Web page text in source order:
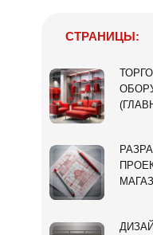
СТРАНИЦЫ: